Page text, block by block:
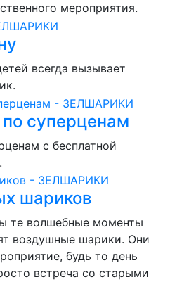
мероприятия.
всегда вызывает
суперценам
с бесплатной
шариков
те волшебные моменты
воздушные шарики. Они
будь то день
встреча со старыми